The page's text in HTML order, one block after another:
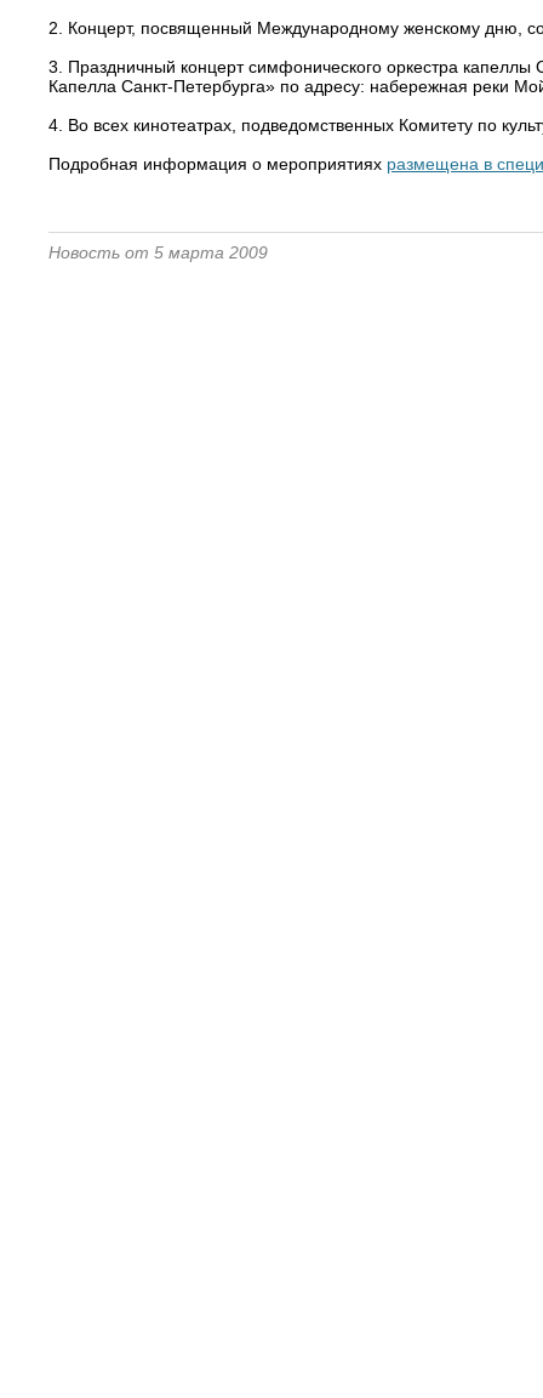
2. Концерт, посвященный Международному женскому дню,
3. Праздничный концерт симфонического оркестра
Капелла Санкт-Петербурга» по адресу: набережная реки
4. Во всех кинотеатрах, подведомственных Комитету по
Подробная информация о мероприятиях размещена в
Новость от 5 марта 2009